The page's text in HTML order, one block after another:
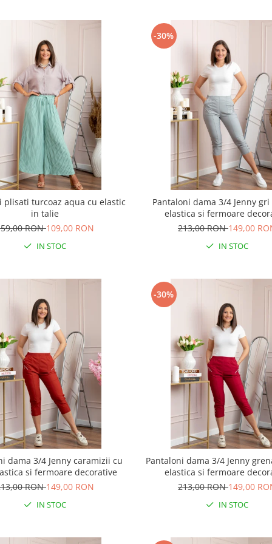
plisati turcoaz aqua cu elastic
in talie
RON109,00 RON
IN STOC
-30%
Pantaloni dama 3/4 Jenny
elastica si fermoare
213,00 RON149,00
IN STOC
dama 3/4 Jenny caramizii cu
si fermoare decorative
RON149,00 RON
IN STOC
-30%
Pantaloni dama 3/4 Jenny
elastica si fermoare
213,00 RON149,00
IN STOC